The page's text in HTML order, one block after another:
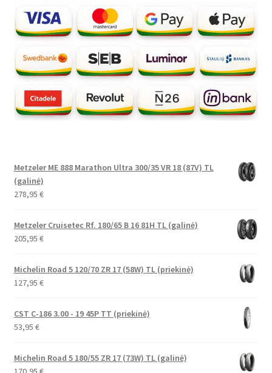
Metzeler ME 888 Marathon Ultra 300/35 VR 18 (87V) TL
(galinė)
278,95 €
Metzeler Cruisetec Rf. 180/65 B 16 81H TL (galinė)
205,95 €
Michelin Road 5 120/70 ZR 17 (58W) TL (priekinė)
127,95 €
CST C-186 3.00 - 19 45P TT (priekinė)
53,95 €
Michelin Road 5 180/55 ZR 17 (73W) TL (galinė)